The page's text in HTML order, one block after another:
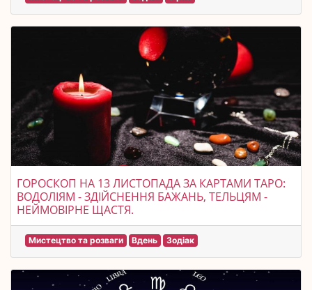
ГОРОСКОП НА 13 ЛИСТОПАДА ЗА КАРТАМИ ТАРО:
ВОДОЛІЯМ - ЗДІЙСНЕННЯ БАЖАНЬ, ТЕЛЬЦЯМ -
НЕЙМОВІРНЕ ЩАСТЯ.
Мистецтво та розваги Вдень Зодіак